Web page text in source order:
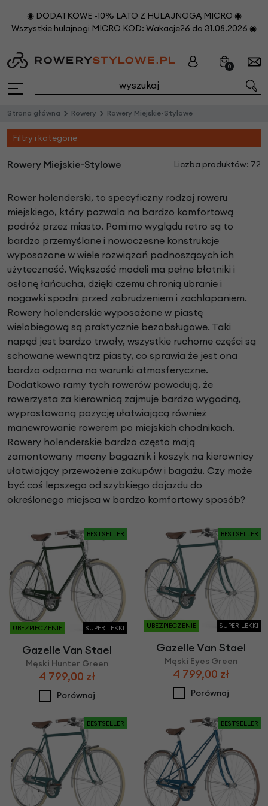
◉ DODATKOWE -10% LATO Z HULAJNOGĄ MICRO ◉
Wszystkie hulajnogi MICRO KOD: Wakacje26 do 31.08.2026 ◉
0
Strona główna Rowery Rowery Miejskie-Stylowe
Filtry i kategorie
Rowery Miejskie-Stylowe Liczba produktów: 72
Rower holenderski, to specyficzny rodzaj roweru
miejskiego, który pozwala na bardzo komfortową
podróż przez miasto. Pomimo wyglądu retro są to
bardzo przemyślane i nowoczesne konstrukcje
wyposażone w wiele rozwiązań podnoszących ich
użyteczność. Większość modeli ma pełne błotniki i
osłonę łańcucha, dzięki czemu chronią ubranie i
nogawki spodni przed zabrudzeniem i zachlapaniem.
Rowery holenderskie wyposażone w piastę
wielobiegową są praktycznie bezobsługowe. Taki
napęd jest bardzo trwały, wszystkie ruchome części są
schowane wewnątrz piasty, co sprawia że jest ona
bardzo odporna na warunki atmosferyczne.
Dodatkowo ramy tych rowerów powodują, że
rowerzysta za kierownicą zajmuje bardzo wygodną,
wyprostowaną pozycję ułatwiającą również
manewrowanie rowerem po miejskich chodnikach.
Rowery holenderskie bardzo często mają
zamontowany mocny bagażnik i koszyk na kierownicy
ułatwiający przewożenie zakupów i bagażu. Czy może
być coś lepszego od szybkiego dojazdu do
określonego miejsca w bardzo komfortowy sposób?
BESTSELLER
UBEZPIECZENIE SUPER LEKKI
Gazelle Van Stael
Męski Hunter Green
4 799,00 zł
Porównaj
BESTSELLER
UBEZPIECZENIE SUPER LEKKI
Gazelle Van Stael
Męski Eyes Green
4 799,00 zł
Porównaj
BESTSELLER BESTSELLER